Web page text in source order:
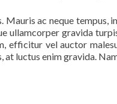
Mauris ac neque
ullamcorper gravida
efficitur vel auctor
at luctus enim gravida.